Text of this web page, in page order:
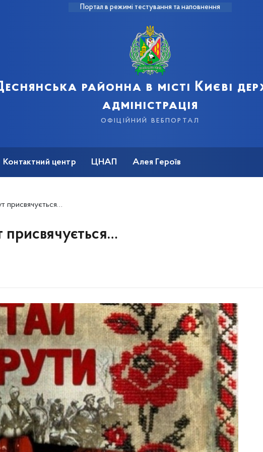
Портал в режимі тестування та наповнення
районна в місті Києві
адміністрація
офіційний вебпортал
Контактний центр ЦНАП Алея Героїв
присвячується…
присвячується…